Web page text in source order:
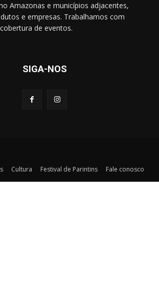
Amazonas e municípios adjacentes,
e empresas. Trabalhamos com
de eventos.
SIGA-NOS
Cultura Festival de Parintins Fale conosco